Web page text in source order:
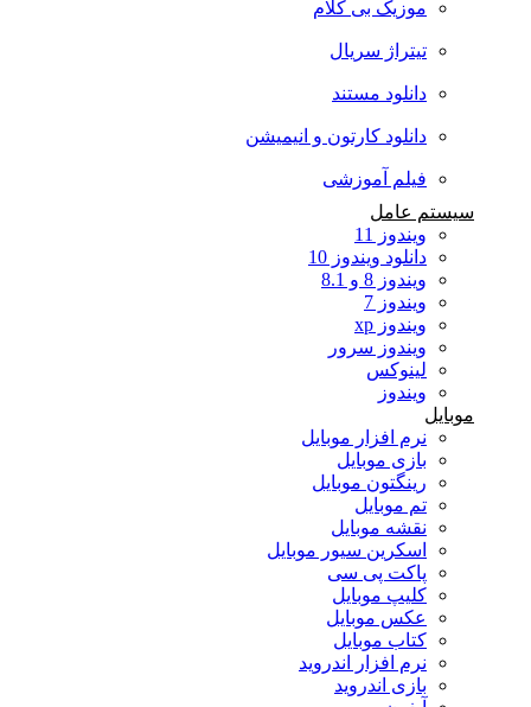
موزیک بی کلام
تیتراژ سریال
دانلود مستند
دانلود کارتون و انیمیشن
فیلم آموزشی
سیستم عامل
ویندوز 11
دانلود ویندوز 10
ویندوز 8 و 8.1
ویندوز 7
ویندوز xp
ویندوز سرور
لینوکس
ویندوز
موبایل
نرم افزار موبایل
بازی موبایل
رینگتون موبایل
تم موبایل
نقشه موبایل
اسکرین سیور موبایل
پاکت پی سی
کلیپ موبایل
عکس موبایل
کتاب موبایل
نرم افزار اندروید
بازی اندروید